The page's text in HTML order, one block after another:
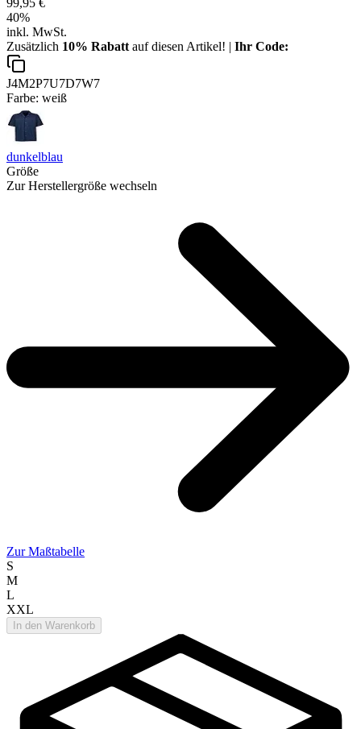
40%
inkl. MwSt.
Zusätzlich 10% Rabatt auf diesen Artikel! | Ihr Code:
J4M2P7U7D7W7
Farbe: weiß
dunkelblau
Größe
Zur Herstellergröße wechseln
Zur Maßtabelle
S
M
L
XXL
In den Warenkorb